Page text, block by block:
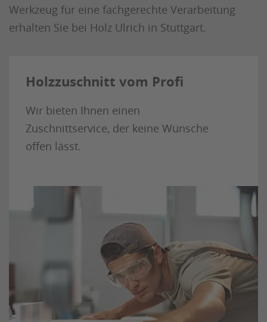
Werkzeug für eine fachgerechte Verarbeitung
erhalten Sie bei Holz Ulrich in Stuttgart.
Holzzuschnitt vom Profi
Wir bieten Ihnen einen
Zuschnittservice, der keine Wünsche
offen lässt.